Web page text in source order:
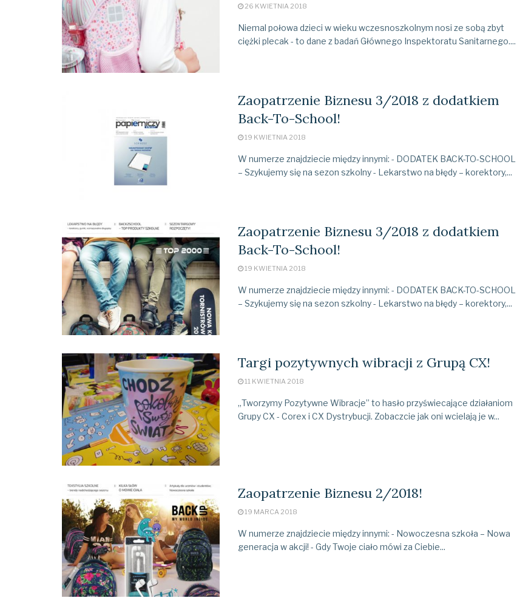
26 KWIETNIA 2018
Niemal połowa dzieci w wieku wczesnoszkolnym nosi ze sobą zbyt
ciężki plecak - to dane z badań Głównego Inspektoratu Sanitarnego....
Zaopatrzenie Biznesu 3/2018 z dodatkiem
Back-To-School!
19 KWIETNIA 2018
W numerze znajdziecie między innymi: - DODATEK BACK-TO-SCHOOL
– Szykujemy się na sezon szkolny - Lekarstwo na błędy – korektory,...
Zaopatrzenie Biznesu 3/2018 z dodatkiem
Back-To-School!
19 KWIETNIA 2018
W numerze znajdziecie między innymi: - DODATEK BACK-TO-SCHOOL
– Szykujemy się na sezon szkolny - Lekarstwo na błędy – korektory,...
Targi pozytywnych wibracji z Grupą CX!
11 KWIETNIA 2018
„Tworzymy Pozytywne Wibracje” to hasło przyświecające działaniom
Grupy CX - Corex i CX Dystrybucji. Zobaczcie jak oni wcielają je w...
Zaopatrzenie Biznesu 2/2018!
19 MARCA 2018
W numerze znajdziecie między innymi: - Nowoczesna szkoła – Nowa
generacja w akcji! - Gdy Twoje ciało mówi za Ciebie...